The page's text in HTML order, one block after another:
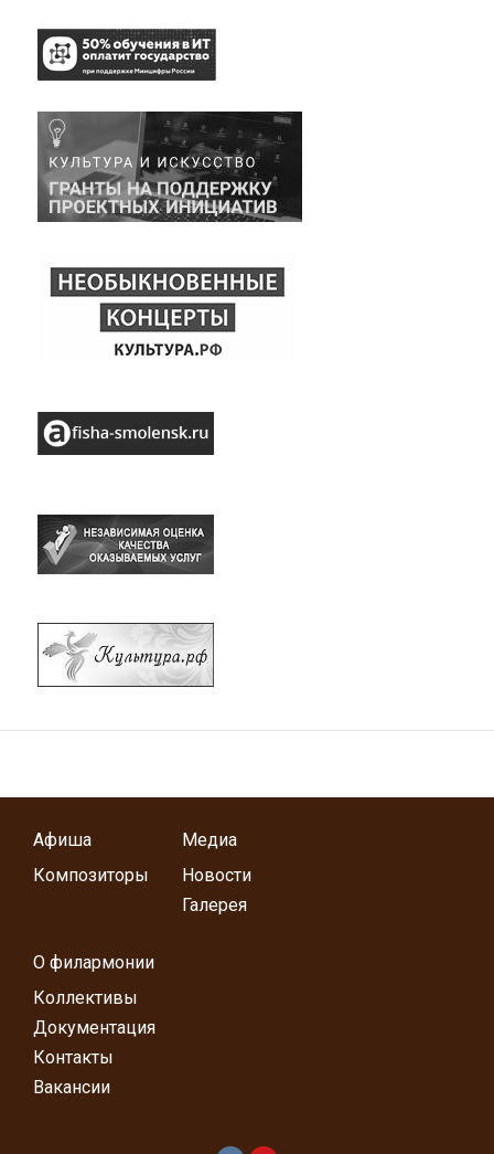
Афиша
Композиторы
Медиа
Новости
Галерея
О филармонии
Коллективы
Документация
Контакты
Вакансии